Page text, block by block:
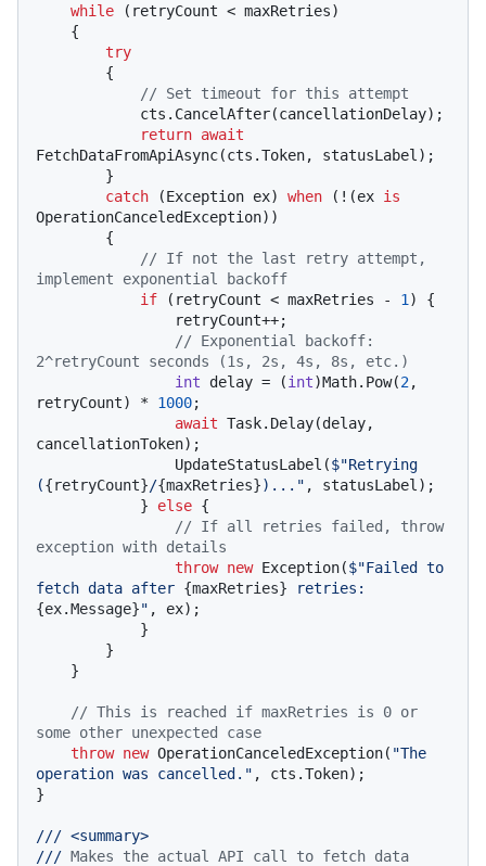
while (retryCount < maxRetries)
try
// Set timeout for this attempt
return await
FetchDataFromApiAsync(cts.Token, statusLabel);
catch (Exception ex) when (!(ex is
OperationCanceledException))
// If not the last retry attempt,
implement exponential backoff
if (retryCount < maxRetries - 1 ) {
// Exponential backoff:
2^retryCount seconds (1s, 2s, 4s, 8s, etc.)
int delay = (int)Math.Pow(2,
retryCount) * 1000;
await Task.Delay(delay,
cancellationToken);
                UpdateStatusLabel(
$"Retrying
({retryCount}/{maxRetries})..." , statusLabel);
            }
else {
// If all retries failed, throw
exception with details
throw new Exception($"Failed to
fetch data after {maxRetries}
{ex.Message}" , ex);
// This is reached if maxRetries is 0 or
some other unexpected case
throw new OperationCanceledException( "The
operation was cancelled." , cts.Token);
}
/// <summary>
/// Makes the actual API call to fetch data